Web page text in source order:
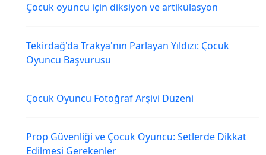
Çocuk oyuncu için diksiyon ve artikülasyon
Tekirdağ'da Trakya'nın Parlayan Yıldızı: Çocuk
Oyuncu Başvurusu
Çocuk Oyuncu Fotoğraf Arşivi Düzeni
Prop Güvenliği ve Çocuk Oyuncu: Setlerde Dikkat
Edilmesi Gerekenler